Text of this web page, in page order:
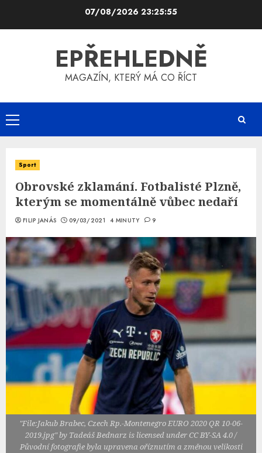
07/08/2026 23:25:55
EPŘEHLEDNĚ
MAGAZÍN, KTERÝ MÁ CO ŘÍCT
Primary
Menu
Sport
Obrovské zklamání. Fotbalisté Plzně,
kterým se momentálně vůbec nedaří
FILIP JANÁS 09/03/2021 4 MINUTY 9
"File:Jakub Brabec, Czech Rp.-Montenegro EURO 2020 QR 10-06-
2019.jpg" by Tadeáš Bednarz is licensed under CC BY-SA 4.0 /
Původní fotografie byla upravena oříznutím a změnou velikosti